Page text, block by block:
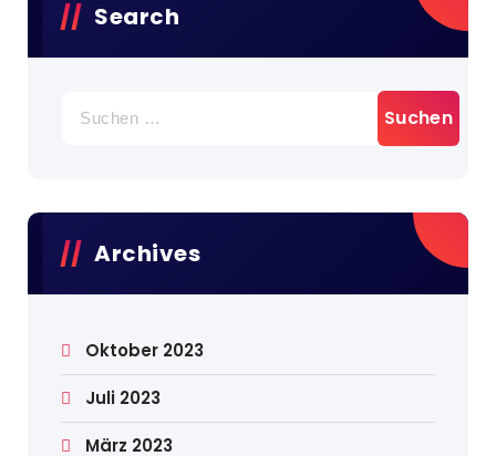
Search
Archives
Oktober 2023
Juli 2023
März 2023